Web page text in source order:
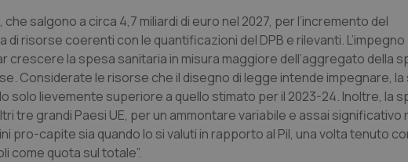
salgono a circa 4,7 miliardi di euro nel 2027, per l’incremento del
risorse coerenti con le quantificazioni del DPB e rilevanti. L’impegno
crescere la spesa sanitaria in misura maggiore dell’aggregato della
Considerate le risorse che il disegno di legge intende impegnare,
solo lievemente superiore a quello stimato per il 2023-24. Inoltre, la
tre grandi Paesi UE, per un ammontare variabile e assai
pro-capite sia quando lo si valuti in rapporto al Pil, una volta tenuto
come quota sul totale”.